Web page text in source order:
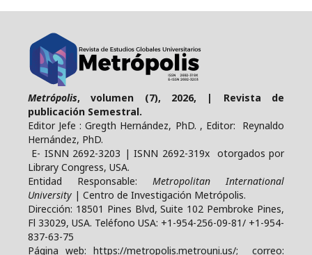
Metrópolis, volumen (7), 2026, | Revista de
publicación Semestral.
Editor Jefe : Gregth Hernández, PhD. , Editor: Reynaldo
Hernández, PhD.
E- ISNN 2692-3203 | ISNN 2692-319x otorgados por
Library Congress, USA.
Entidad Responsable: Metropolitan International
University | Centro de Investigación Metrópolis.
Dirección: 18501 Pines Blvd, Suite 102 Pembroke Pines,
Fl 33029, USA. Teléfono USA: +1-954-256-09-81/ +1-954-
837-63-75
Página web: https://metropolis.metrouni.us/; correo: